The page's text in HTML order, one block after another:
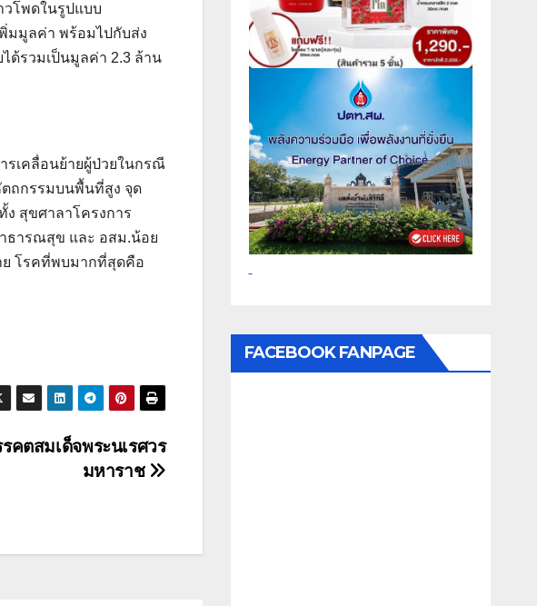
วโพดในรูปแบบ
มมูลค่า พร้อมไปกับส่ง
ด้รวมเป็นมูลค่า 2.3 ล้าน
รเคลื่อนย้ายผู้ป่วยในกรณี
ถกรรมบนพื้นที่สูง จุด
สุขศาลาโครงการ
ธารณสุข และ อสม.น้อย
ย โรคที่พบมากที่สุดคือ
คตสมเด็จพระนเรศวร
มหาราช
FACEBOOK FANPAGE